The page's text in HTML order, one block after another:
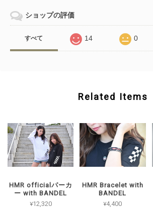
ショップの評価
すべて 14 0
Related Items
HMR officialパーカ
ー with BANDEL
¥12,320
HMR Bracelet with
BANDEL
¥4,400